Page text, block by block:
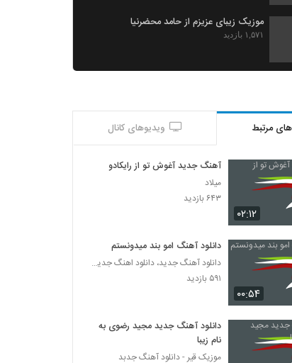
موزیک زیبای عزیزم از حامد محضرنیا
۱,۵۷۱ بازدید
موزیک زیبای جون و دلی تو از محسن جمال
آهنگ یه دنیا غم از فرهاد جواهر کلام(پاپ)
۱,۵۱۰ بازدید
دانلود آهنگ تابستون تنت از مهرشاد به همراه
متن ترانه
دانلود آهنگ جدید و زیبای علیرضا بیرانوند با نام
دختر من دنیای من
مرتبط ویدیوهای کانال
۰۲:۱۲
آهنگ جدید آغوش تو از رایکادو
میلاد
۶۴۳ بازدید
۰۰:۵۴
دانلود آهنگ امو بند میدونستم
دانلود آهنگ جدید، دانلود اهنگ جدید ایرانی
۵۹۱ بازدید
دانلود آهنگ جدید مجید رضوی به
نام زیبا
موزیک قیر - دانلود آهنگ جدبد